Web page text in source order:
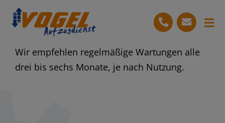
content
Skip
Start
Wir empfehlen regelmäßige Wartungen alle
drei bis sechs Monate, je nach Nutzung.